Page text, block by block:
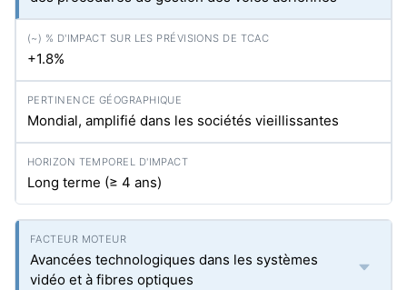
+1.8%
Mondial, amplifié dans les sociétés vieillissantes
Long terme (≥ 4 ans)
Avancées technologiques dans les systèmes
vidéo et à fibres optiques